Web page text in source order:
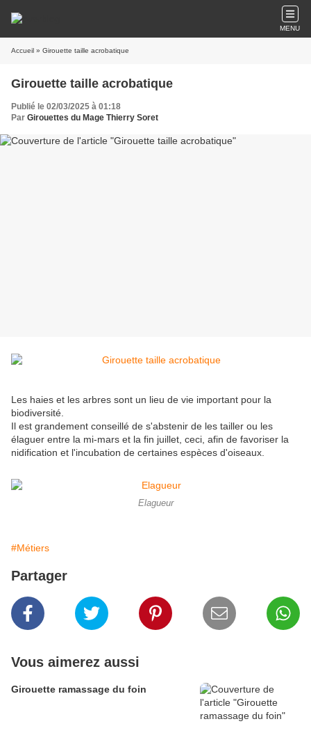
MENU
Accueil » Girouette taille acrobatique
Girouette taille acrobatique
Publié le 02/03/2025 à 01:18
Par Girouettes du Mage Thierry Soret
Les haies et les arbres sont un lieu de vie important pour la
biodiversité.
Il est grandement conseillé de s'abstenir de les tailler ou les
élaguer entre la mi-mars et la fin juillet, ceci, afin de favoriser la
nidification et l'incubation de certaines espèces d'oiseaux.
Elagueur
#Métiers
Partager
Vous aimerez aussi
Girouette ramassage du foin